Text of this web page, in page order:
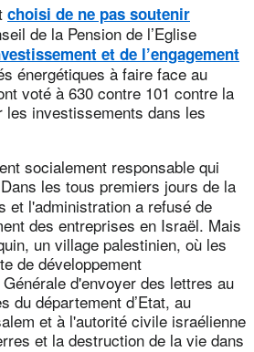
choisi de ne pas soutenir
de la Pension de l’Eglise
et de l’engagement
énergétiques à faire face au
voté à 630 contre 101 contre la
les investissements dans les
socialement responsable qui
les tous premiers jours de la
et l'administration a refusé de
des entreprises en Israël. Mais
un village palestinien, où les
de développement
d'envoyer des lettres au
du département d’Etat, au
et à l'autorité civile israélienne
et la destruction de la vie dans